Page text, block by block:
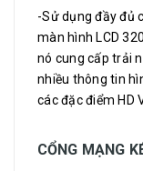
-Sử dụng đầy đủ
màn hình LCD
nó cung cấp trải
nhiều thông tin
các đặc điểm HD
CỔNG MẠNG